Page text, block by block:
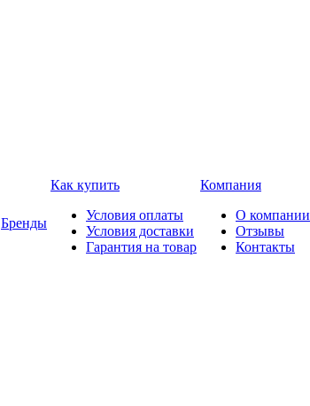
Бренды
Как купить
Условия оплаты
Условия доставки
Гарантия на товар
Компания
О компании
Отзывы
Контакты